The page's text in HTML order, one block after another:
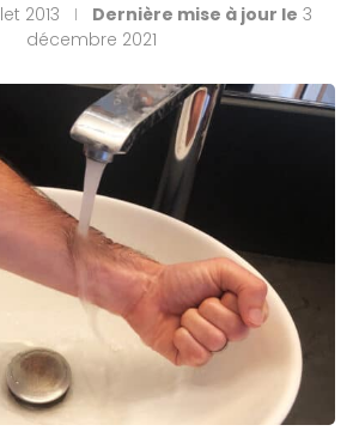
2013 Dernière mise à jour le 3
décembre 2021